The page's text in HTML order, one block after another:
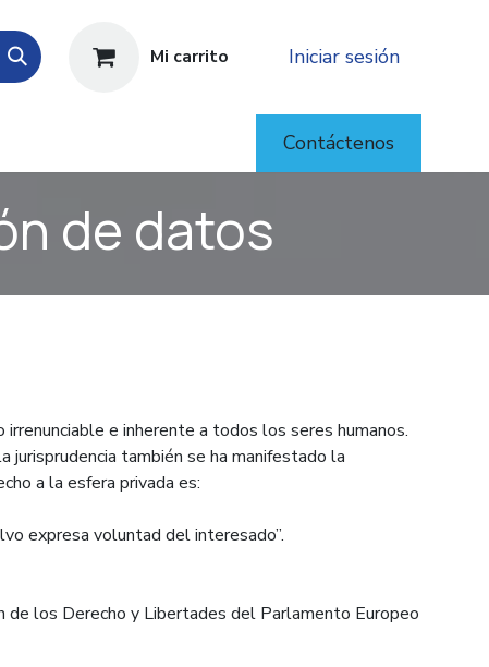
Mi carrito
Iniciar sesión
Contáctenos
de datos
e inherente a todos los seres humanos.
también se ha manifestado la
a la esfera privada es:
expresa voluntad del interesado”.
de los Derecho y Libertades del Parlamento Europeo